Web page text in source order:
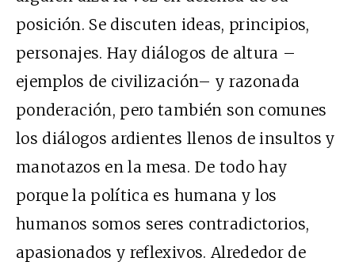
posición. Se discuten ideas, principios,
personajes. Hay diálogos de altura –
ejemplos de civilización– y razonada
ponderación, pero también son comunes
los diálogos ardientes llenos de insultos y
manotazos en la mesa. De todo hay
porque la política es humana y los
humanos somos seres contradictorios,
apasionados y reflexivos. Alrededor de